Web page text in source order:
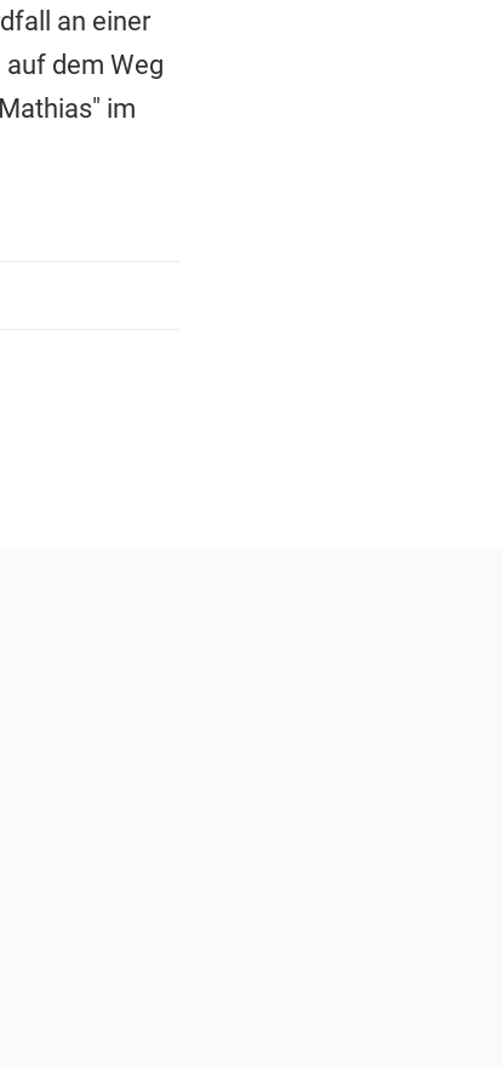
an einer
dem Weg
im